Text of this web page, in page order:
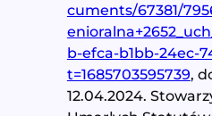
cuments/67381/
b-efca-b1bb-24ec-
t=1685703595739,
12.04.2024.